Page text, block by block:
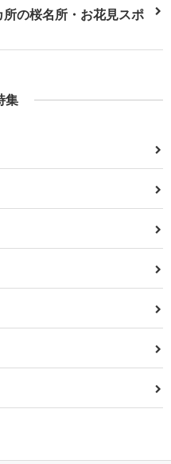
の桜名所・お花見スポ
集